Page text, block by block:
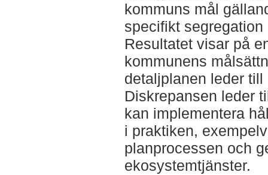
kommuns mål
specifikt
Resultatet visar på
kommunens
detaljplanen leder
Diskrepansen leder
kan implementera
i praktiken,
planprocessen och
ekosystemtjänster.